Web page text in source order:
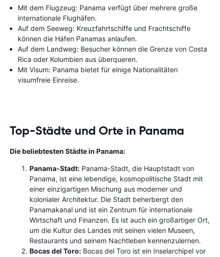
Mit dem Flugzeug: Panama verfügt über mehrere große
internationale Flughäfen.
Auf dem Seeweg: Kreuzfahrtschiffe und Frachtschiffe
können die Häfen Panamas anlaufen.
Auf dem Landweg: Besucher können die Grenze von Costa
Rica oder Kolumbien aus überqueren.
Mit Visum: Panama bietet für einige Nationalitäten
visumfreie Einreise.
Top-Städte und Orte in Panama
Die beliebtesten Städte in Panama:
Panama-Stadt: Panama-Stadt, die Hauptstadt von
Panama, ist eine lebendige, kosmopolitische Stadt mit
einer einzigartigen Mischung aus moderner und
kolonialer Architektur. Die Stadt beherbergt den
Panamakanal und ist ein Zentrum für internationale
Wirtschaft und Finanzen. Es ist auch ein großartiger Ort,
um die Kultur des Landes mit seinen vielen Museen,
Restaurants und seinem Nachtleben kennenzulernen.
Bocas del Toro: Bocas del Toro ist ein Inselarchipel vor